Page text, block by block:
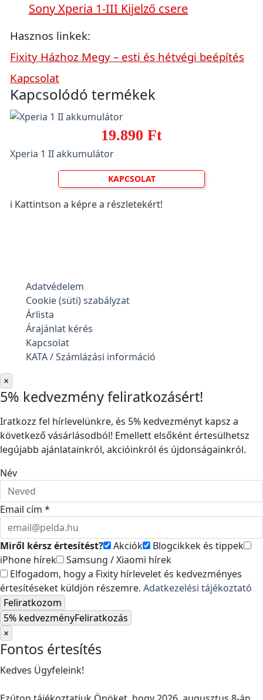
Sony Xperia 1-III Kijelző csere
Hasznos linkek:
Fixity Házhoz Megy – esti és hétvégi beépítés
Kapcsolat
Kapcsolódó termékek
19.890 Ft
Xperia 1 II akkumulátor
KAPCSOLAT
ℹ️ Kattintson a képre a részletekért!
Adatvédelem
Cookie (süti) szabályzat
Árlista
Árajánlat kérés
Kapcsolat
KATA / Számlázási információ
×
5% kedvezmény feliratkozásért!
Iratkozz fel hírlevelünkre, és 5% kedvezményt kapsz a
következő vásárlásodból! Emellett elsőként értesülhetsz
legújabb ajánlatainkról, akcióinkról és újdonságainkról.
Név
Email cím *
Miről kérsz értesítést? Akciók
Blogcikkek és tippek
iPhone hírek
Samsung / Xiaomi hírek
Elfogadom, hogy a Fixity hírlevelet és kedvezményes
értesítéseket küldjön részemre. Adatkezelési tájékoztató
Feliratkozom
5% kedvezményFeliratkozás
×
Fontos értesítés
Kedves Ügyfeleink!